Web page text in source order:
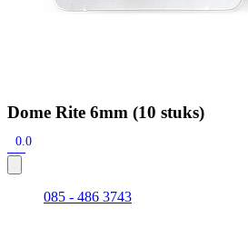
Dome Rite 6mm (10 stuks)
0.0
085 - 486 3743